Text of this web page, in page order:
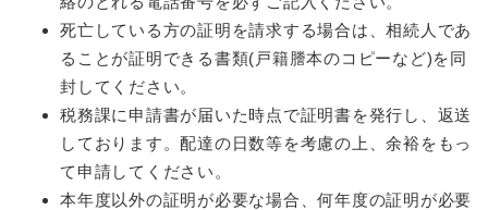
死亡している方の証明を請求する場合は、相続人であ
ることが証明できる書類(戸籍謄本のコピーなど)を同
封してください。
税務課に申請書が届いた時点で証明書を発行し、返送
しております。配達の日数等を考慮の上、余裕をもっ
て申請してください。
本年度以外の証明が必要な場合、何年度の証明が必要